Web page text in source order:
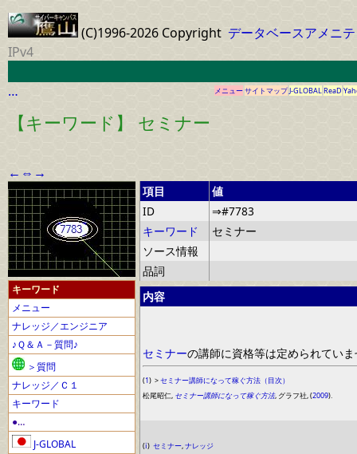
(C)1996-2026 Copyright データベースアメニ
IPv4
… メニューサイトマップJ-GLOBALReaD
【キーワード】 セミナー
← ⇔ →
キーワード
メニュー
ナレッジ／エンジニア
♪Ｑ＆Ａ－質問♪
＞質問
ナレッジ／Ｃ１
キーワード
●…
J-GLOBAL
項目
値
ID
⇒#7783
キーワード
セミナー
ソース情報
品詞
内容
セミナーの講師に資格等は定められてい
(1) >セミナー講師になって稼ぐ方法（目次）
松尾昭仁, セミナー講師になって稼ぐ方法, グラフ社, (2009).
(ⅰ) セミナー,ナレッジ